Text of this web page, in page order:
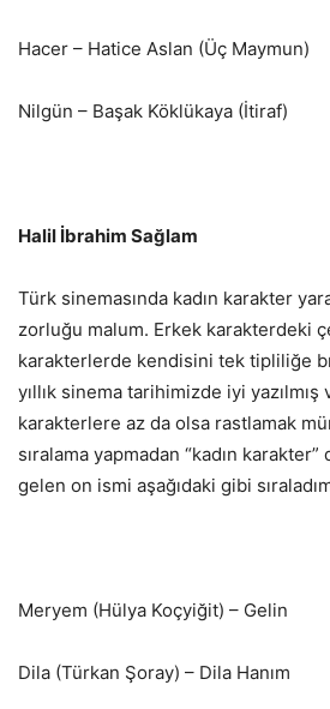
Hacer – Hatice Aslan (Üç Maymun)
Nilgün – Başak Köklükaya (İtiraf)
Halil İbrahim Sağlam
Türk sinemasında kadın karakter
zorluğu malum. Erkek karakterdeki
karakterlerde kendisini tek tipliliğe
yıllık sinema tarihimizde iyi yazılmış
karakterlere az da olsa rastlamak
sıralama yapmadan “kadın
gelen on ismi aşağıdaki gibi
Meryem (Hülya Koçyiğit) – Gelin
Dila (Türkan Şoray) – Dila Hanım